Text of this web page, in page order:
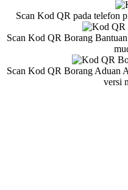
Scan Kod QR pada telefon
Scan Kod QR Borang
Scan Kod QR Borang Aduan
versi